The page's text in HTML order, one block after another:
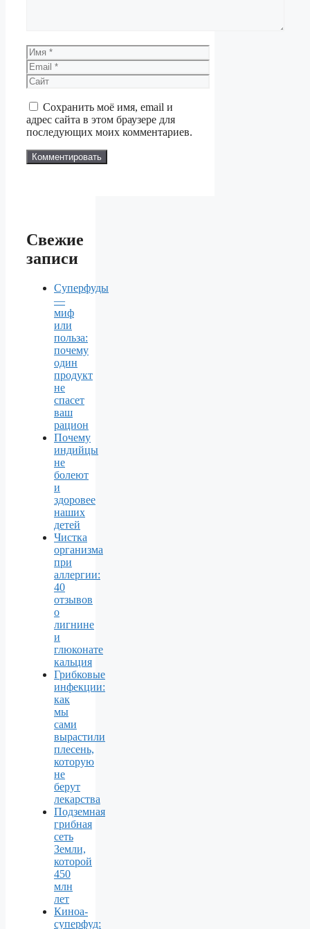
Имя
Email
Сайт
Сохранить моё имя, email и
адрес сайта в этом браузере для
последующих моих комментариев.
Свежие
записи
Суперфуды
—
миф
или
польза:
почему
один
продукт
не
спасет
ваш
рацион
Почему
индийцы
не
болеют
и
здоровее
наших
детей
Чистка
организма
при
аллергии:
40
отзывов
о
лигнине
и
глюконате
кальция
Грибковые
инфекции:
как
мы
сами
вырастили
плесень,
которую
не
берут
лекарства
Подземная
грибная
сеть
Земли,
которой
450
млн
лет
Киноа-
суперфуд: